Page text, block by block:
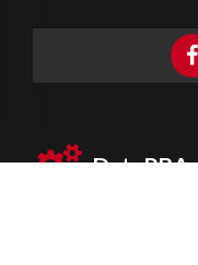
DataPBA